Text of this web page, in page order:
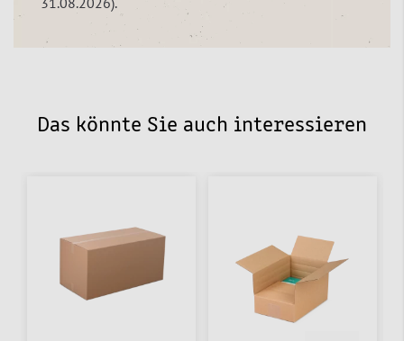
Das könnte Sie auch interessieren